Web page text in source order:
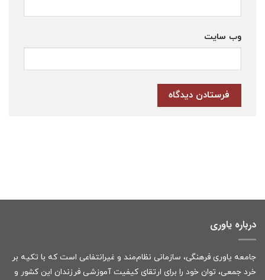
وب‌ سایت
درباره یاوری
جامعه یاوری فرهنگی، سازمانی نظام‌مند و غیرانتفاعی است که با تکیه بر
خرد جمعی، توان خود را برای ارتقای کیفیت آموزشی فرزندان این کشور و